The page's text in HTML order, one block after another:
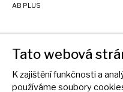
AB PLUS
Tato webová
K zajištění funkčnosti a
používáme soubory